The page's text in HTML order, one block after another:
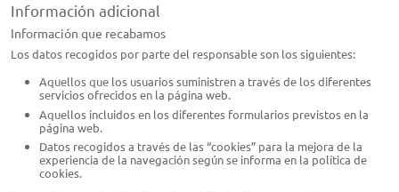
Información adicional
Información que recabamos
Los datos recogidos por parte del responsable son los siguientes:
Aquellos que los usuarios suministren a través de los diferentes
servicios ofrecidos en la página web.
Aquellos incluidos en los diferentes formularios previstos en la
página web.
Datos recogidos a través de las “cookies” para la mejora de la
experiencia de la navegación según se informa en la política de
cookies.